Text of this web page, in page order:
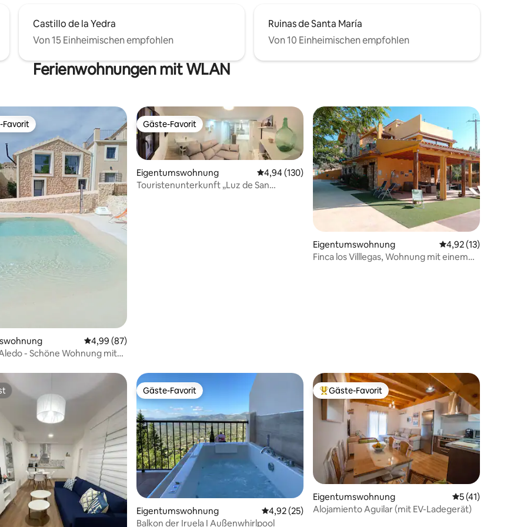
Castillo de la Yedra
Von 15 Einheimischen empfohlen
Ruinas de Santa María
Von 10 Einheimischen empfohlen
Ferienwohnungen mit WLAN
5 von 5, 10 Bewertungen
Favorit.
Favorit
Durchschnittliche Bewertung: 4,99 von 5, 87 Bewertungen
4,99 (87)
- Schöne Wohnung mit
Gäste-Favorit
Gäste-Favorit
Eigentumswohnung Durchschnittliche Bewertung: 4,94 von 5, 130 Bewertungen
4,94 (130)
Touristenunterkunft „Luz de San
Eigentumswohnung Durchschnittliche
4,92 (13)
Finca los Villlegas, Wohnung mit einem
4,74 von 5, 270 Bewertungen
Gäste-Favorit
Gäste-Favorit
Eigentumswohnung Durchschnittliche Bewertung: 4,92 von 5, 25 Bewertungen
4,92 (25)
Balkon der Iruela I Außenwhirlpool
Beliebter Gäste-Favorit.
Gäste-Favorit
Eigentumswohnung Durchschnittliche
5 (41)
Alojamiento Aguilar (mit EV-Ladegerät)